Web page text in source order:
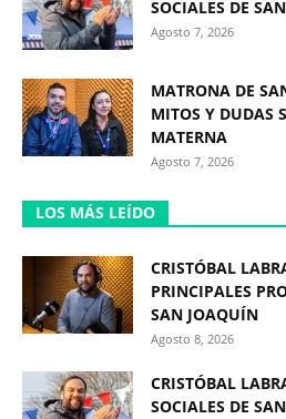
SOCIALES DE
Agosto 7, 2026
MATRONA DE
MITOS Y DUDAS
MATERNA
Agosto 7, 2026
LOS MÁS LEÍDO
CRISTÓBAL
PRINCIPALES
SAN JOAQUÍN
Agosto 8, 2026
CRISTÓBAL
SOCIALES DE